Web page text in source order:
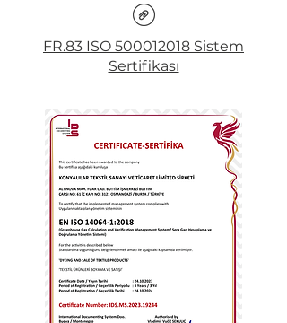
FR.83 ISO 500012018 Sistem
Sertifikası